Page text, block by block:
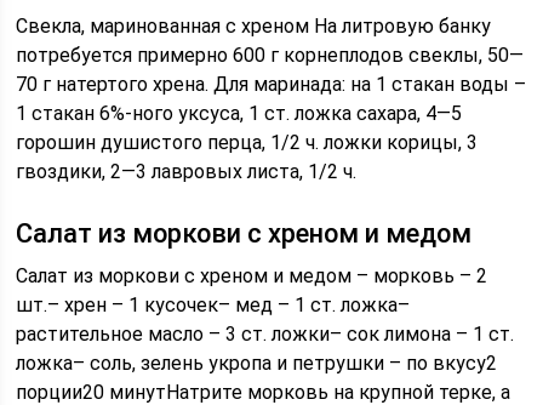
Свекла, маринованная с хреном На литровую банку
потребуется примерно 600 г корнеплодов свеклы, 50—
70 г натертого хрена. Для маринада: на 1 стакан воды –
1 стакан 6%-ного уксуса, 1 ст. ложка сахара, 4—5
горошин душистого перца, 1/2 ч. ложки корицы, 3
гвоздики, 2—3 лавровых листа, 1/2 ч.
Салат из моркови с хреном и медом
Салат из моркови с хреном и медом – морковь – 2
шт.– хрен – 1 кусочек– мед – 1 ст. ложка–
растительное масло – 3 ст. ложки– сок лимона – 1 ст.
ложка– соль, зелень укропа и петрушки – по вкусу2
порции20 минутНатрите морковь на крупной терке, а